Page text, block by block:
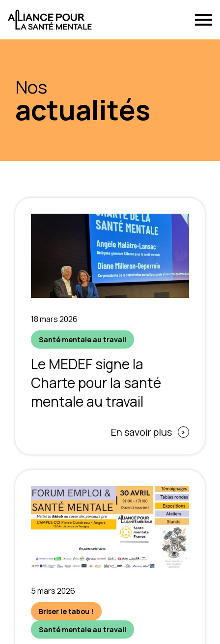
Nos
actualités
18 mars 2026
Santé mentale au travail
Le MEDEF signe la
Charte pour la santé
mentale au travail
En savoir plus
5 mars 2026
Briser le tabou !
Santé mentale au travail